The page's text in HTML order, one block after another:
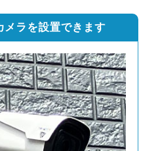
メラを設置できます